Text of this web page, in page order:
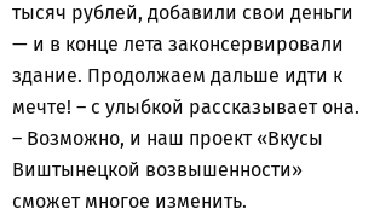
тысяч рублей, добавили свои деньги
— и в конце лета законсервировали
здание. Продолжаем дальше идти к
мечте! – с улыбкой рассказывает она.
– Возможно, и наш проект «Вкусы
Виштынецкой возвышенности»
сможет многое изменить.